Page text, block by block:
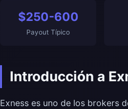
$250-600
Payout Típico
Introducción a
Exness es uno de los brokers